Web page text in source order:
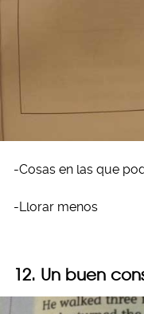
-Cosas en las que
-Llorar menos
12. Un buen